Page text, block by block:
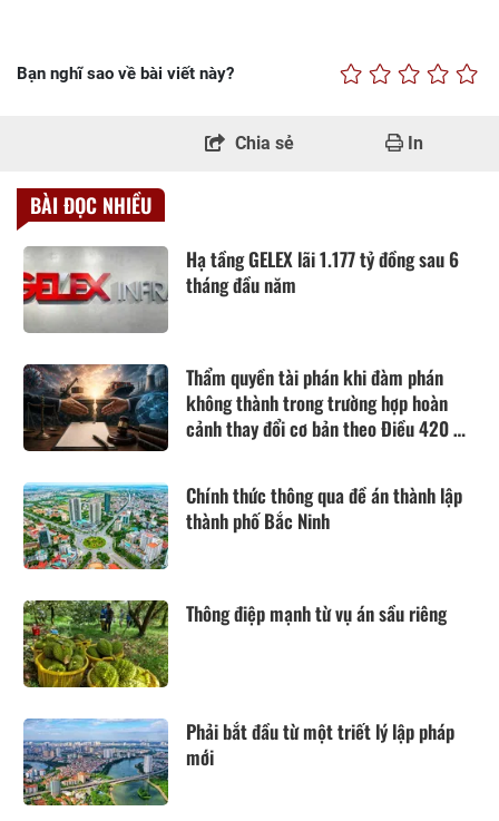
Bạn nghĩ sao về bài viết này?
Chia sẻ In
BÀI ĐỌC NHIỀU
Hạ tầng GELEX lãi 1.177 tỷ đồng sau 6
tháng đầu năm
Thẩm quyền tài phán khi đàm phán
không thành trong trường hợp hoàn
cảnh thay đổi cơ bản theo Điều 420 Bộ
Chính thức thông qua đề án thành lập
thành phố Bắc Ninh
Thông điệp mạnh từ vụ án sầu riêng
Phải bắt đầu từ một triết lý lập pháp
mới